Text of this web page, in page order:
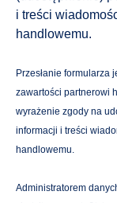
i treści
handlowemu.
Przesłanie formularza
zawartości partnerowi
wyrażenie zgody na
informacji i treści
handlowemu.
Administratorem